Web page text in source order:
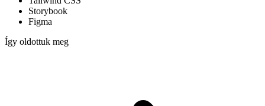
Storybook
Figma
Így oldottuk meg